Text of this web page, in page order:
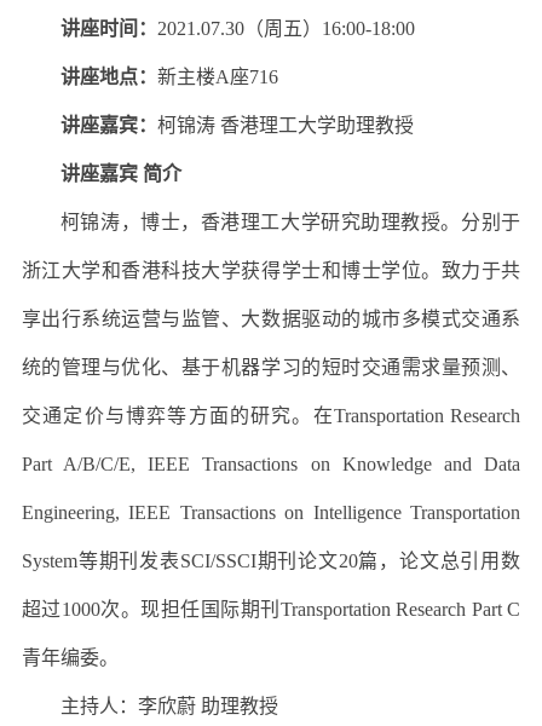
讲座时间： 2021.07.30（周五）16:00-18:00
讲座地点： 新主楼A座716
讲座嘉宾： 柯锦涛 香港理工大学助理教授
讲座嘉宾 简介
柯锦涛，博士，香港理工大学研究助理教授。分别于
浙江大学和香港科技大学获得学士和博士学位。致力于共
享出行系统运营与监管、大数据驱动的城市多模式交通系
统的管理与优化、基于机器学习的短时交通需求量预测、
交通定价与博弈等方面的研究。在Transportation Research
Part A/B/C/E, IEEE Transactions on Knowledge and Data
Engineering, IEEE Transactions on Intelligence Transportation
System等期刊发表SCI/SSCI期刊论文20篇，论文总引用数
超过1000次。现担任国际期刊Transportation Research Part C
青年编委。
主持人：李欣蔚 助理教授